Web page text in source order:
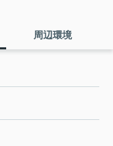
周辺環境